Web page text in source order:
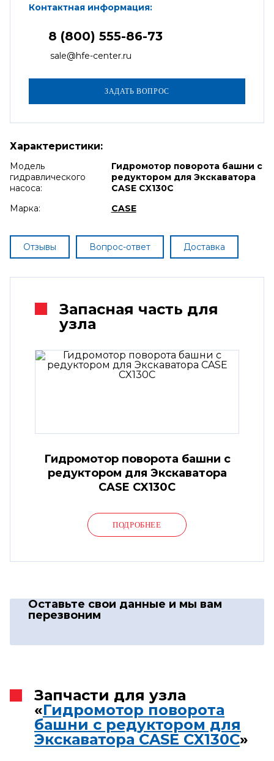
Контактная информация:
8 (800) 555-86-73
sale@hfe-center.ru
Характеристики:
Модель
гидравлического
насоса:
Гидромотор поворота башни с
редуктором для Экскаватора
CASE CX130C
Марка:
CASE
Отзывы Вопрос-ответ Доставка
Запасная часть для
узла
Гидромотор поворота башни с
редуктором для Экскаватора
CASE CX130C
ПОДРОБНЕЕ
Оставьте свои данные и мы вам
перезвоним
Запчасти для узла
«Гидромотор поворота
башни с редуктором для
Экскаватора CASE CX130C»